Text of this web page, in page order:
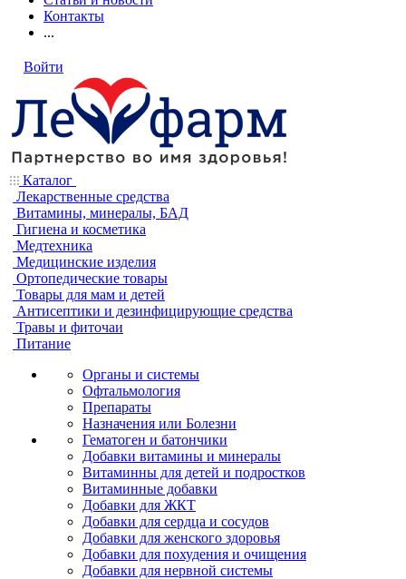
Контакты
...
Войти
Каталог
Лекарственные средства
Витамины, минералы, БАД
Гигиена и косметика
Медтехника
Медицинские изделия
Ортопедические товары
Товары для мам и детей
Антисептики и дезинфицирующие средства
Травы и фиточаи
Питание
Органы и системы
Офтальмология
Препараты
Назначения или Болезни
Гематоген и батончики
Добавки витамины и минералы
Витаминны для детей и подростков
Витаминные добавки
Добавки для ЖКТ
Добавки для сердца и сосудов
Добавки для женского здоровья
Добавки для похудения и очищения
Добавки для нервной системы